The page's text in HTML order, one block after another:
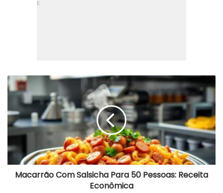
Macarrão
Com
Salsicha
Para
50
Pessoas:
Receita
Macarrão Com Salsicha Para 50 Pessoas: Receita
Econômica